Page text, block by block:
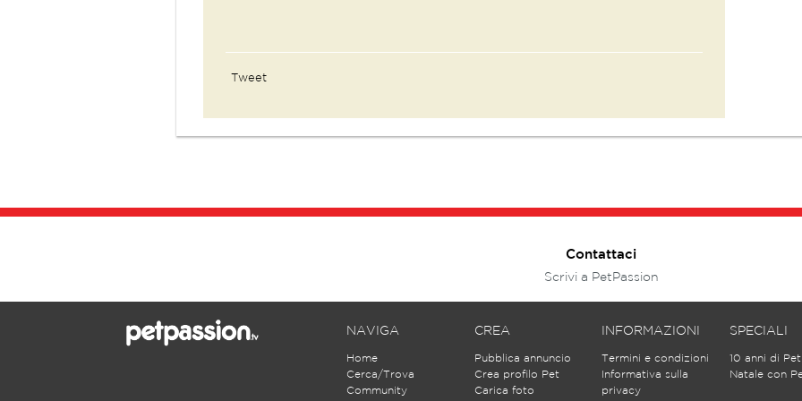
Tweet
Contattaci
Scrivi a PetPassion
NAVIGA
Home
Cerca/Trova
Community
CREA
Pubblica annuncio
Crea profilo Pet
Carica foto
INFORMAZIONI
Termini e condizioni
Informativa sulla
privacy
SPECIALI
10 anni di
Natale con